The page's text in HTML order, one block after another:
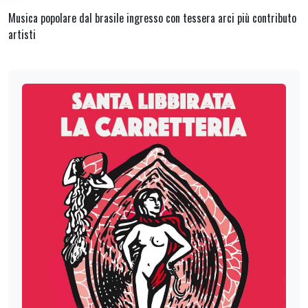
Musica popolare dal brasile ingresso con tessera arci più contributo
artisti